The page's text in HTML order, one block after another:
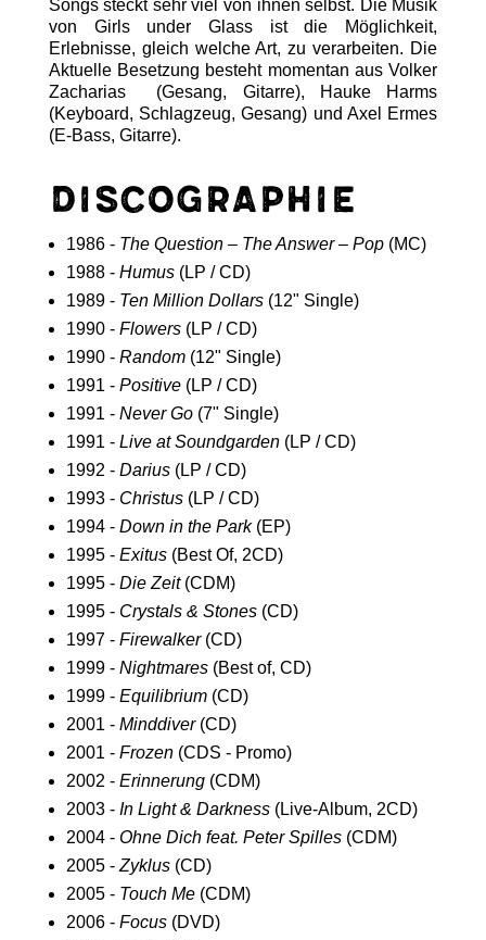
Songs steckt sehr viel von ihnen selbst. Die Musik
von Girls under Glass ist die Möglichkeit,
Erlebnisse, gleich welche Art, zu verarbeiten. Die
Aktuelle Besetzung besteht momentan aus Volker
Zacharias (Gesang, Gitarre), Hauke Harms
(Keyboard, Schlagzeug, Gesang) und Axel Ermes
(E-Bass, Gitarre).
Discographie
1986 - The Question – The Answer – Pop(MC)
1988 - Humus(LP / CD)
1989 - Ten Million Dollars(12" Single)
1990 - Flowers(LP / CD)
1990 - Random(12" Single)
1991 - Positive(LP / CD)
1991 - Never Go(7" Single)
1991 - Live at Soundgarden(LP / CD)
1992 - Darius(LP / CD)
1993 - Christus(LP / CD)
1994 - Down in the Park(EP)
1995 - Exitus(Best Of, 2CD)
1995 - Die Zeit(CDM)
1995 - Crystals & Stones(CD)
1997 - Firewalker(CD)
1999 - Nightmares(Best of, CD)
1999 - Equilibrium(CD)
2001 - Minddiver(CD)
2001 - Frozen(CDS - Promo)
2002 - Erinnerung(CDM)
2003 - In Light & Darkness(Live-Album, 2CD)
2004 - Ohne Dich feat. Peter Spilles(CDM)
2005 - Zyklus(CD)
2005 - Touch Me(CDM)
2006 - Focus(DVD)